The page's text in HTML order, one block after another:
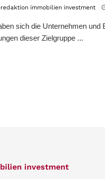
immobilien investment
sich die Unternehmen
dieser Zielgruppe ...
investment